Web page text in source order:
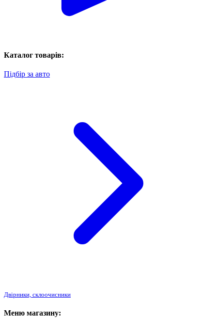
Каталог товарів:
Підбір за авто
Двірники, склоочисники
Меню магазину: